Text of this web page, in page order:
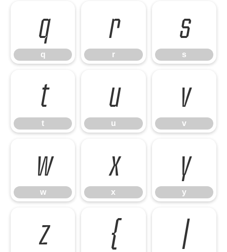
q
q
r
r
s
s
t
t
u
u
v
v
w
w
x
x
y
y
z { |